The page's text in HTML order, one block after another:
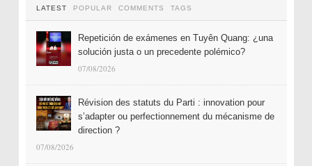
LATEST POPULAR COMMENTS TAGS
Repetición de exámenes en Tuyên Quang: ¿una
solución justa o un precedente polémico?
07/08/2026
Révision des statuts du Parti : innovation pour
s’adapter ou perfectionnement du mécanisme de
direction ?
07/08/2026